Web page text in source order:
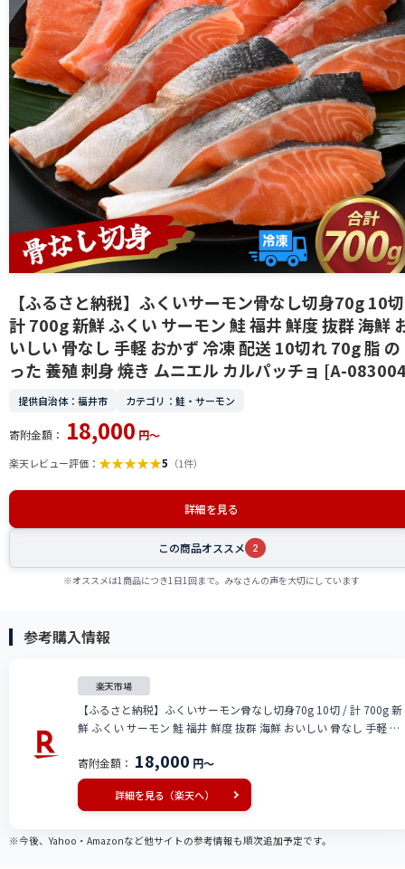
【ふるさと納税】ふくいサーモン骨なし切身70g 10
計 700g 新鮮 ふくい サーモン 鮭 福井 鮮度 抜群 海鮮
いしい 骨なし 手軽 おかず 冷凍 配送 10切れ 70g 脂 の
った 養殖 刺身 焼き ムニエル カルパッチョ [A-
提供自治体：福井市 カテゴリ：鮭・サーモン
寄附金額： 18,000 円～
楽天レビュー評価： ★★★★★5 （1件）
詳細を見る
この商品オススメ 2
※オススメは1商品につき1日1回まで。みなさんの声を大切にしています
参考購入情報
楽天市場
【ふるさと納税】ふくいサーモン骨なし切身70g 10切 / 計 700g 新
鮮 ふくい サーモン 鮭 福井 鮮度 抜群 海鮮 おいしい 骨なし 手軽 お
パッチョ [A-083004]
寄附金額： 18,000 円～
詳細を見る（楽天へ）
※今後、Yahoo・Amazonなど他サイトの参考情報も順次追加予定です。